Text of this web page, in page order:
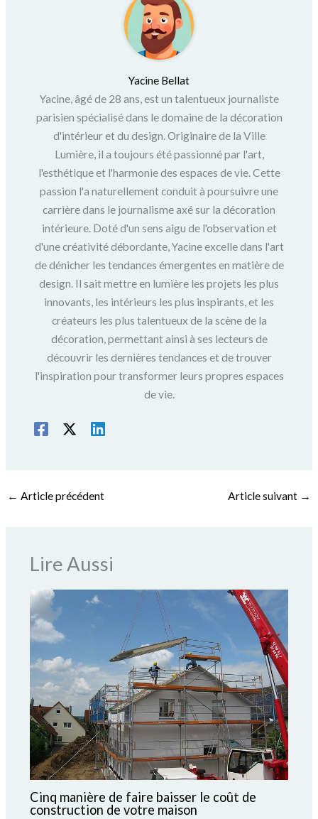
Yacine Bellat
Yacine, âgé de 28 ans, est un talentueux journaliste
parisien spécialisé dans le domaine de la décoration
d'intérieur et du design. Originaire de la Ville
Lumière, il a toujours été passionné par l'art,
l'esthétique et l'harmonie des espaces de vie. Cette
passion l'a naturellement conduit à poursuivre une
carrière dans le journalisme axé sur la décoration
intérieure. Doté d'un sens aigu de l'observation et
d'une créativité débordante, Yacine excelle dans l'art
de dénicher les tendances émergentes en matière de
design. Il sait mettre en lumière les projets les plus
innovants, les intérieurs les plus inspirants, et les
créateurs les plus talentueux de la scène de la
décoration, permettant ainsi à ses lecteurs de
découvrir les dernières tendances et de trouver
l'inspiration pour transformer leurs propres espaces
de vie.
← Article précédent Article suivant →
Lire Aussi
Cinq manière de faire baisser le coût de
construction de votre maison